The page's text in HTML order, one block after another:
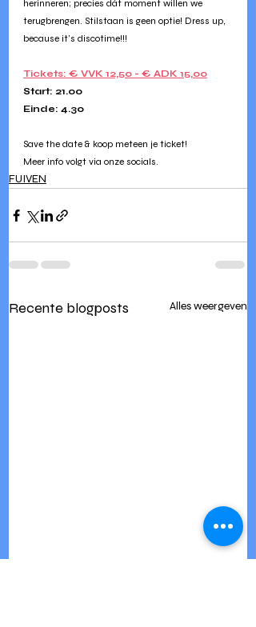
herinneren; precies dát moment willen we
terugbrengen. Stilstaan is geen optie! Dress up,
because it's discotime!!!
Tickets: € VVK 12,50 - € ADK 15,00
Start: 21.00
Einde: 4.30
Save the date & koop meteen je ticket!
Meer info volgt via onze socials.
FUIVEN
Recente blogposts Alles weergeven